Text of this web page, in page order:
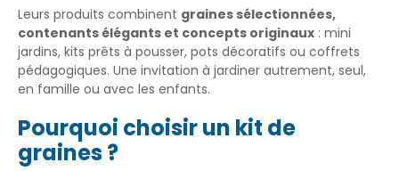
Leurs produits combinent graines sélectionnées,
contenants élégants et concepts originaux : mini
jardins, kits prêts à pousser, pots décoratifs ou coffrets
pédagogiques. Une invitation à jardiner autrement, seul,
en famille ou avec les enfants.
Pourquoi choisir un kit de
graines ?